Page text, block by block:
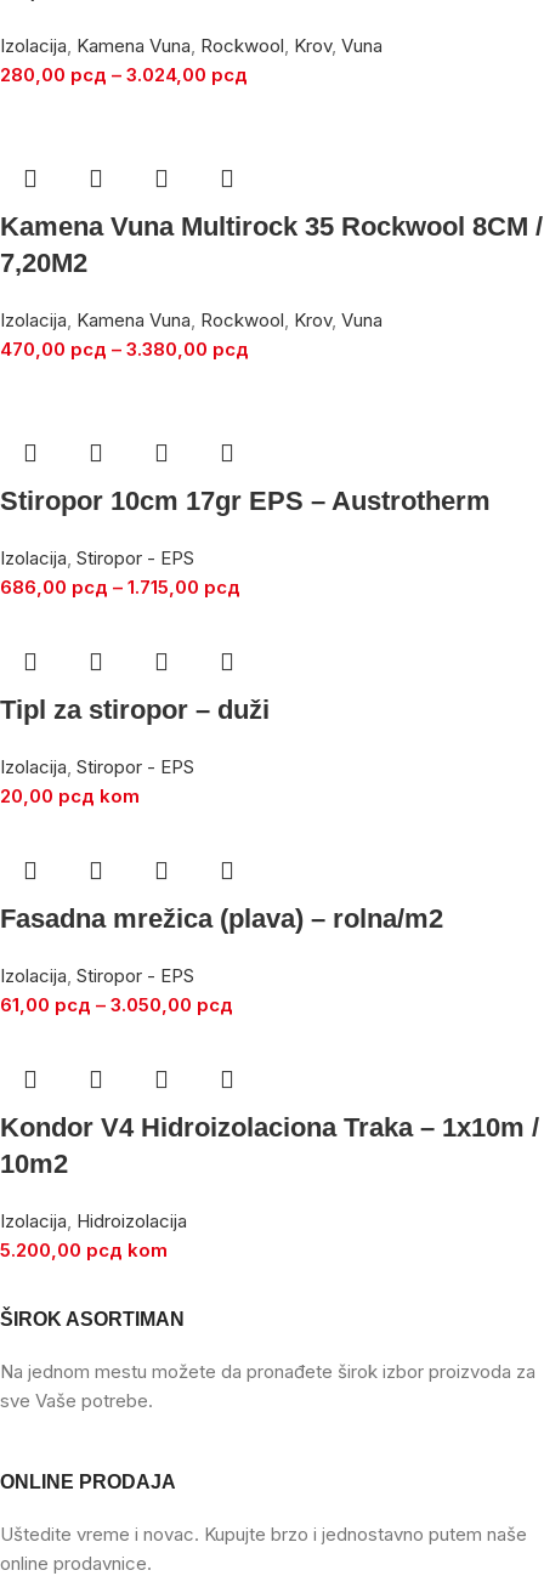
Izolacija, Kamena Vuna, Rockwool, Krov, Vuna
280,00 рсд – 3.024,00 рсд
Kamena Vuna Multirock 35 Rockwool 8CM /
7,20M2
Izolacija, Kamena Vuna, Rockwool, Krov, Vuna
470,00 рсд – 3.380,00 рсд
Stiropor 10cm 17gr EPS – Austrotherm
Izolacija, Stiropor - EPS
686,00 рсд – 1.715,00 рсд
Tipl za stiropor – duži
Izolacija, Stiropor - EPS
20,00 рсд kom
Fasadna mrežica (plava) – rolna/m2
Izolacija, Stiropor - EPS
61,00 рсд – 3.050,00 рсд
Kondor V4 Hidroizolaciona Traka – 1x10m /
10m2
Izolacija, Hidroizolacija
5.200,00 рсд kom
ŠIROK ASORTIMAN
Na jednom mestu možete da pronađete širok izbor proizvoda za
sve Vaše potrebe.
ONLINE PRODAJA
Uštedite vreme i novac. Kupujte brzo i jednostavno putem naše
online prodavnice.